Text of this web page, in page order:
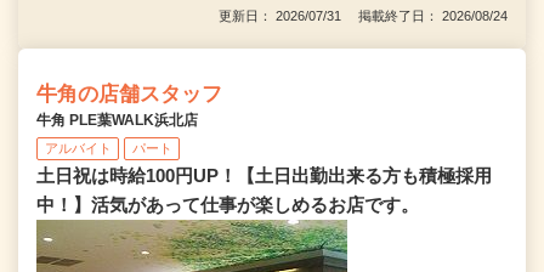
更新日： 2026/07/31 掲載終了日： 2026/08/24
牛角の店舗スタッフ
牛角 PLE葉WALK浜北店
アルバイト パート
土日祝は時給100円UP！【土日出勤出来る方も積極採用
中！】活気があって仕事が楽しめるお店です。